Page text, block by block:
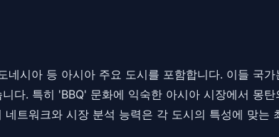
시아 등 아시아 주요 도시를 포함합니다. 이들 국
다. 특히 'BBQ' 문화에 익숙한 아시아 시장에서 몽
네트워크와 시장 분석 능력은 각 도시의 특성에 맞는